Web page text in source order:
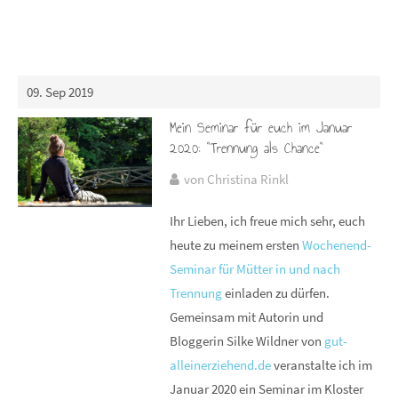
09. Sep 2019
Mein Seminar für euch im Januar
2020: "Trennung als Chance"
von Christina Rinkl
Ihr Lieben, ich freue mich sehr, euch
heute zu meinem erstenWochenend-
Seminar für Mütter in und nach
Trennungeinladen zu dürfen.
Gemeinsam mit Autorin und
Bloggerin Silke Wildner von gut-
alleinerziehend.deveranstalte ich im
Januar 2020 ein Seminar im Kloster